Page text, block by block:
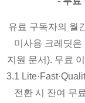
유료 구독자의 월
미사용 크레딧
지원 문서). 무료
3.1
전환 시 잔여 무